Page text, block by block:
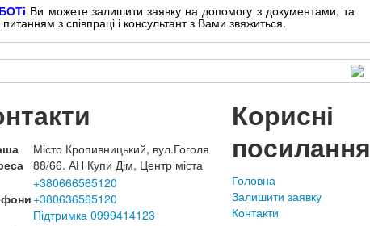
БОТі Ви можете залишити заявку на допомогу з документами, та
з співпраці і консультант з Вами звяжиться.
Місто Кропивницький, вул.Гоголя
88/66. АН Купи Дім, Центр міста
+380666565120
+380636565120
Підтримка 0999414123
Корисні
посилання
Головна
Залишити заявку
Контакти